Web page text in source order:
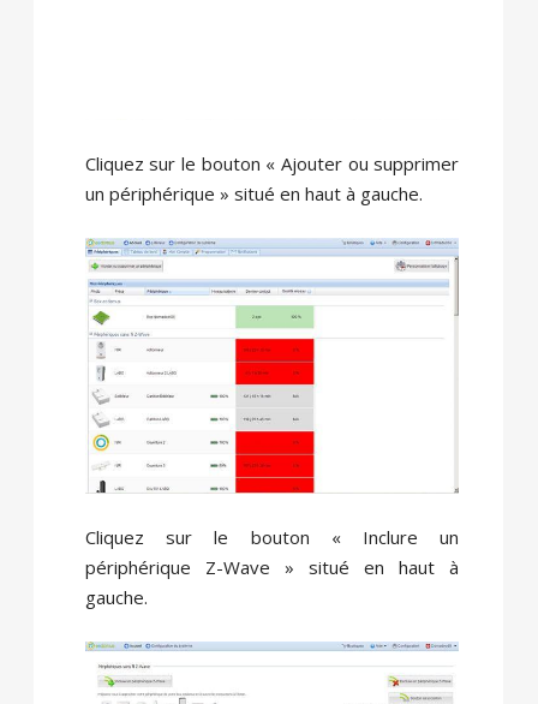
Cliquez sur le bouton « Ajouter ou supprimer
un périphérique » situé en haut à gauche.
Cliquez sur le bouton « Inclure un
périphérique Z-Wave » situé en haut à
gauche.